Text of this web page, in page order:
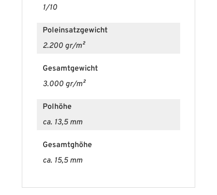
ja
1/10
Poleinsatzgewicht
2.200 gr/m²
Gesamtgewicht
3.000 gr/m²
Polhöhe
ca. 13,5 mm
Gesamtghöhe
ca. 15,5 mm